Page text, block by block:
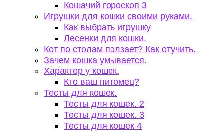
Кошачий гороскоп 3
Игрушки для кошки своими руками.
Как выбрать игрушку
Лесенки для кошки.
Кот по столам ползает? Как отучить.
Зачем кошка умывается.
Характер у кошек.
Кто ваш питомец?
Тесты для кошек.
Тесты для кошек. 2
Тесты для кошек. 3
Тесты для кошек 4